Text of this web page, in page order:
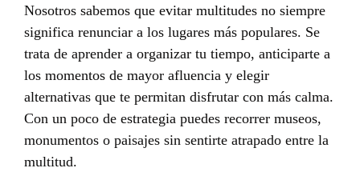
Nosotros sabemos que evitar multitudes no siempre
significa renunciar a los lugares más populares. Se
trata de aprender a organizar tu tiempo, anticiparte a
los momentos de mayor afluencia y elegir
alternativas que te permitan disfrutar con más calma.
Con un poco de estrategia puedes recorrer museos,
monumentos o paisajes sin sentirte atrapado entre la
multitud.